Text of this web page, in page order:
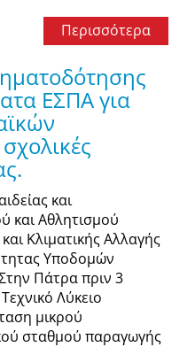
Περισσότερα
ΕΣΠΑ για
και
και Αθλητισμού
Κλιματικής Αλλαγής
Υποδομών
Πάτρα πριν 3
Λύκειο
μικρού
σταθμού παραγωγής